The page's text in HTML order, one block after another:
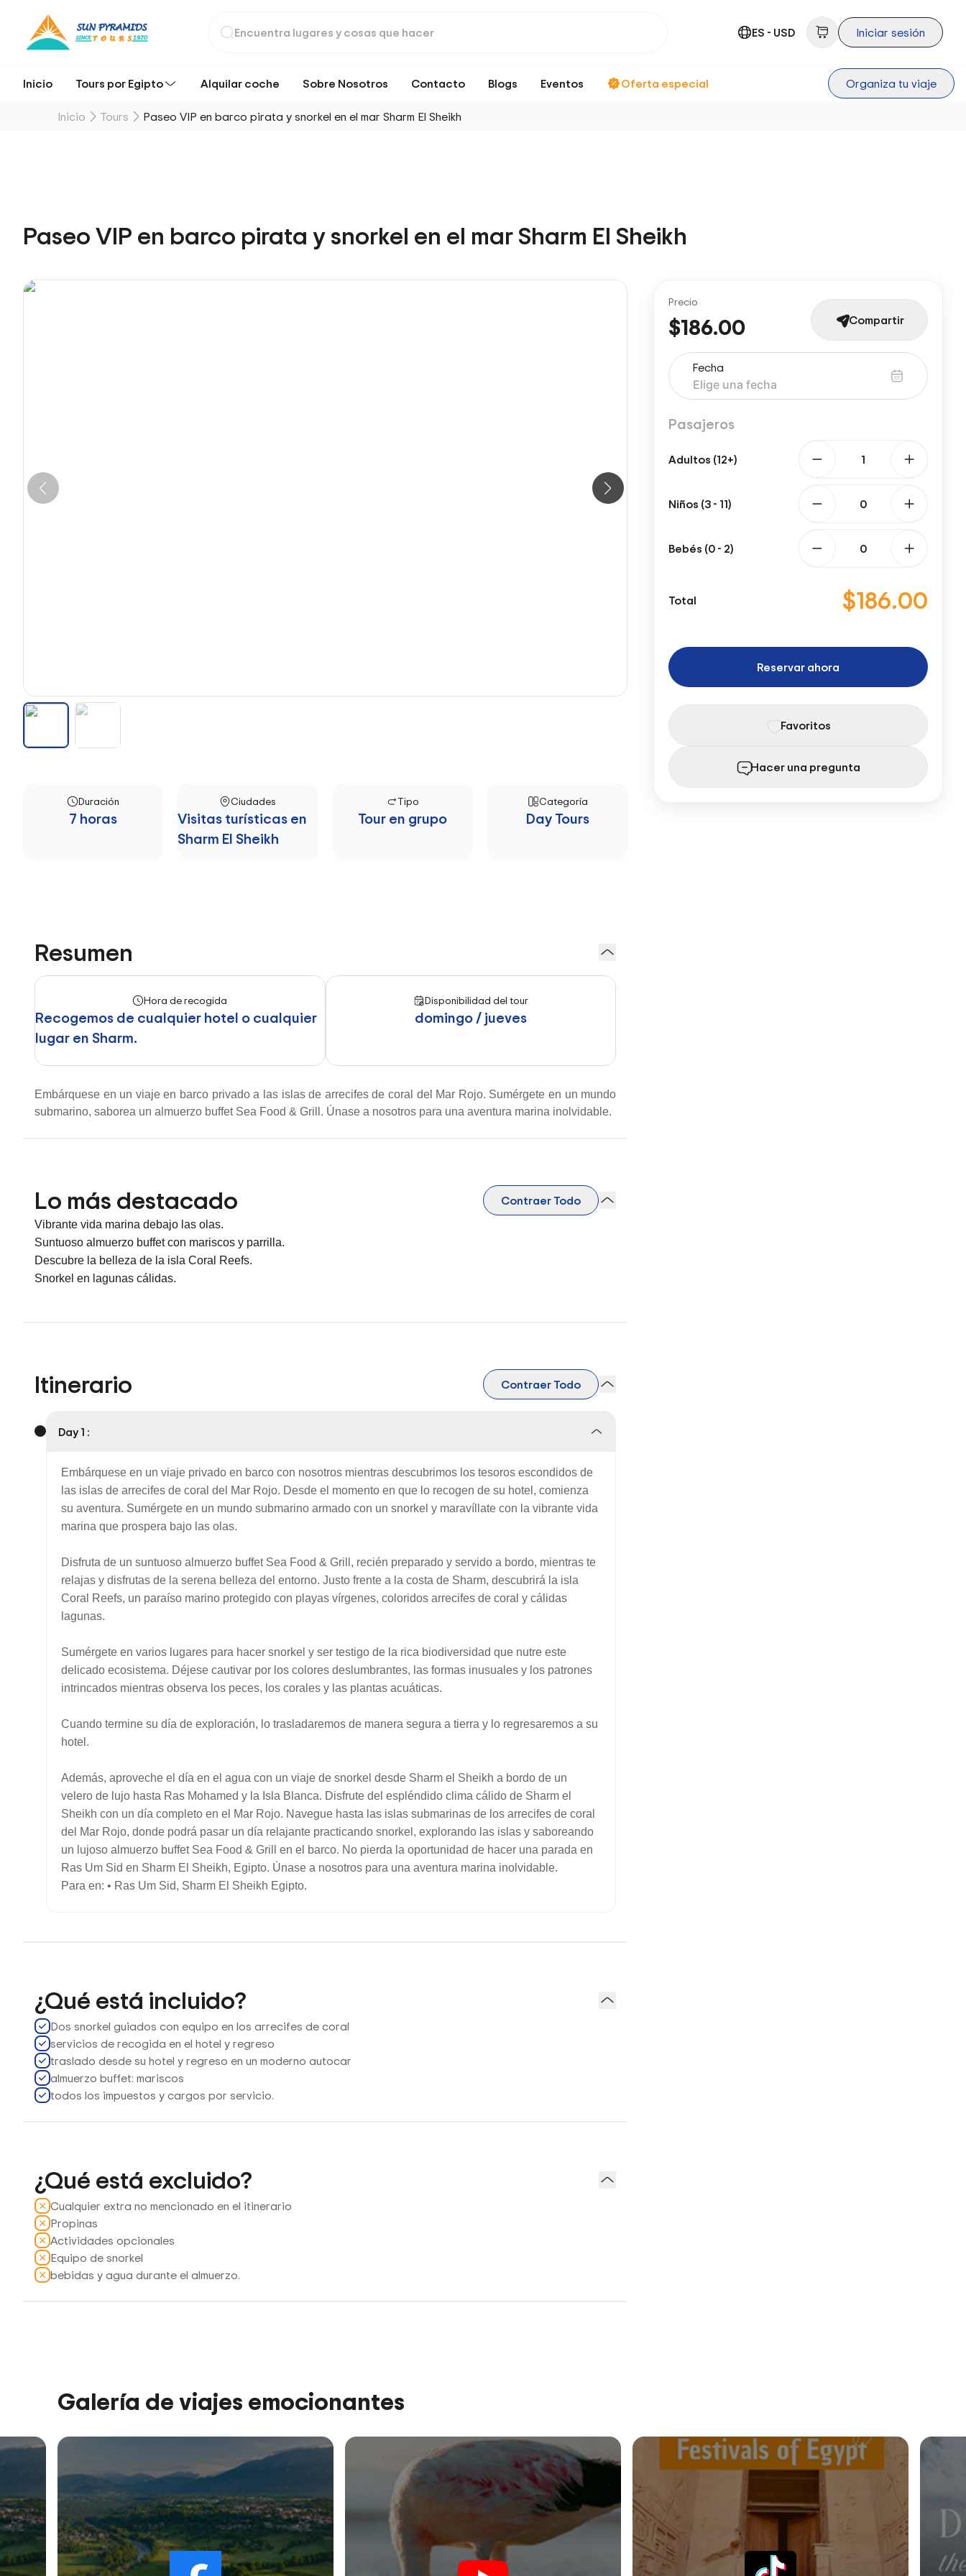
ES - USD Iniciar sesión
Inicio Tours por Egipto Alquilar coche Sobre Nosotros Contacto Blogs Eventos Oferta especial Organiza tu viaje
Inicio Tours Paseo VIP en barco pirata y snorkel en el mar Sharm El Sheikh
Paseo VIP en barco pirata y snorkel en el mar Sharm El Sheikh
Duración
7 horas
Ciudades
Visitas turísticas en
Sharm El Sheikh
Tipo
Tour en grupo
Categoría
Day Tours
Resumen
Hora de recogida
Recogemos de cualquier hotel o cualquier
lugar en Sharm.
Disponibilidad del tour
domingo / jueves
Embárquese en un viaje en barco privado a las islas de arrecifes de coral del Mar Rojo. Sumérgete en un mundo
submarino, saborea un almuerzo buffet Sea Food & Grill. Únase a nosotros para una aventura marina inolvidable.
Lo más destacado Contraer Todo
Vibrante vida marina debajo las olas.
Suntuoso almuerzo buffet con mariscos y parrilla.
Descubre la belleza de la isla Coral Reefs.
Snorkel en lagunas cálidas.
Itinerario Contraer Todo
Day 1 :
Embárquese en un viaje privado en barco con nosotros mientras descubrimos los tesoros escondidos de
las islas de arrecifes de coral del Mar Rojo. Desde el momento en que lo recogen de su hotel, comienza
su aventura. Sumérgete en un mundo submarino armado con un snorkel y maravíllate con la vibrante vida
marina que prospera bajo las olas.
Disfruta de un suntuoso almuerzo buffet Sea Food & Grill, recién preparado y servido a bordo, mientras te
relajas y disfrutas de la serena belleza del entorno. Justo frente a la costa de Sharm, descubrirá la isla
Coral Reefs, un paraíso marino protegido con playas vírgenes, coloridos arrecifes de coral y cálidas
lagunas.
Sumérgete en varios lugares para hacer snorkel y ser testigo de la rica biodiversidad que nutre este
delicado ecosistema. Déjese cautivar por los colores deslumbrantes, las formas inusuales y los patrones
intrincados mientras observa los peces, los corales y las plantas acuáticas.
Cuando termine su día de exploración, lo trasladaremos de manera segura a tierra y lo regresaremos a su
hotel.
Además, aproveche el día en el agua con un viaje de snorkel desde Sharm el Sheikh a bordo de un
velero de lujo hasta Ras Mohamed y la Isla Blanca. Disfrute del espléndido clima cálido de Sharm el
Sheikh con un día completo en el Mar Rojo. Navegue hasta las islas submarinas de los arrecifes de coral
del Mar Rojo, donde podrá pasar un día relajante practicando snorkel, explorando las islas y saboreando
un lujoso almuerzo buffet Sea Food & Grill en el barco. No pierda la oportunidad de hacer una parada en
Ras Um Sid en Sharm El Sheikh, Egipto. Únase a nosotros para una aventura marina inolvidable.
Para en: • Ras Um Sid, Sharm El Sheikh Egipto.
¿Qué está incluido?
Dos snorkel guiados con equipo en los arrecifes de coral
servicios de recogida en el hotel y regreso
traslado desde su hotel y regreso en un moderno autocar
almuerzo buffet: mariscos
todos los impuestos y cargos por servicio.
¿Qué está excluido?
Cualquier extra no mencionado en el itinerario
Propinas
Actividades opcionales
Equipo de snorkel
bebidas y agua durante el almuerzo.
Precio
$186.00 Compartir
Fecha
Pasajeros
Adultos (12+)
Niños (3 - 11)
Bebés (0 - 2)
Total $186.00
Reservar ahora
Favoritos
Hacer una pregunta
Galería de viajes emocionantes